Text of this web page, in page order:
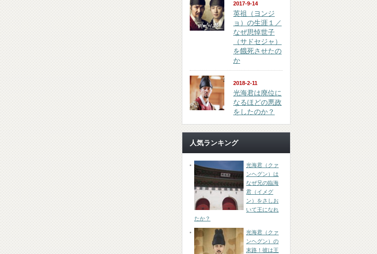
2017-9-14
英祖（ヨンジ
ョ）の生涯１／
なぜ思悼世子
（サドセジャ）
を餓死させたの
か
2018-2-11
光海君は廃位に
なるほどの悪政
をしたのか？
人気ランキング
光海君（クァ
ンヘグン）は
なぜ兄の臨海
君（イメグ
ン）をさしお
いて王になれ
たか？
光海君（クァ
ンヘグン）の
末路！彼は王